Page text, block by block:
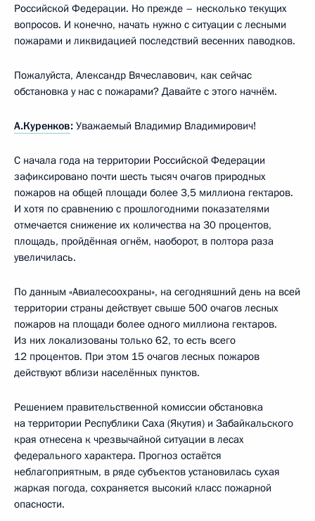
Российской Федерации. Но прежде – несколько текущих
вопросов. И конечно, начать нужно с ситуации с лесными
пожарами и ликвидацией последствий весенних паводков.
Пожалуйста, Александр Вячеславович, как сейчас
обстановка у нас с пожарами? Давайте с этого начнём.
А.Куренков: Уважаемый Владимир Владимирович!
С начала года на территории Российской Федерации
зафиксировано почти шесть тысяч очагов природных
пожаров на общей площади более 3,5 миллиона гектаров.
И хотя по сравнению с прошлогодними показателями
отмечается снижение их количества на 30 процентов,
площадь, пройдённая огнём, наоборот, в полтора раза
увеличилась.
По данным «Авиалесоохраны», на сегодняшний день на всей
территории страны действует свыше 500 очагов лесных
пожаров на площади более одного миллиона гектаров.
Из них локализованы только 62, то есть всего
12 процентов. При этом 15 очагов лесных пожаров
действуют вблизи населённых пунктов.
Решением правительственной комиссии обстановка
на территории Республики Саха (Якутия) и Забайкальского
края отнесена к чрезвычайной ситуации в лесах
федерального характера. Прогноз остаётся
неблагоприятным, в ряде субъектов установилась сухая
жаркая погода, сохраняется высокий класс пожарной
опасности.